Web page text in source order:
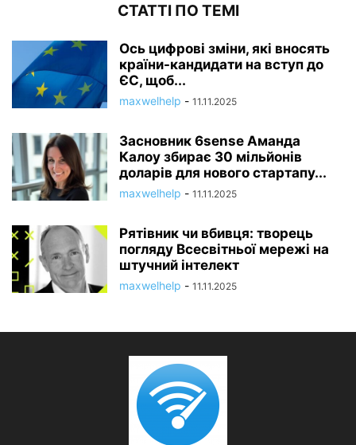
СТАТТІ ПО ТЕМІ
Ось цифрові зміни, які вносять
країни-кандидати на вступ до
ЄС, щоб...
maxwelhelp - 11.11.2025
Засновник 6sense Аманда
Калоу збирає 30 мільйонів
доларів для нового стартапу...
maxwelhelp - 11.11.2025
Рятівник чи вбивця: творець
погляду Всесвітньої мережі на
штучний інтелект
maxwelhelp - 11.11.2025